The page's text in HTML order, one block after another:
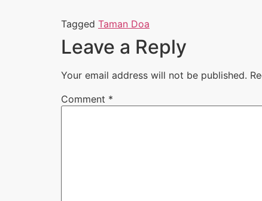
Tagged Taman Doa
Leave a Reply
Your email address will not be published.
Comment *